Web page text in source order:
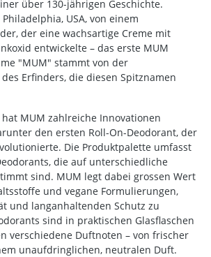
über 130-jährigen Geschichte.
USA, von einem
der eine wachsartige Creme mit
entwickelte – das erste MUM
"MUM" stammt von der
Erfinders, die diesen Spitznamen
hat MUM zahlreiche Innovationen
den ersten Roll-On-Deodorant, der
Die Produktpalette umfasst
die auf unterschiedliche
sind. MUM legt dabei grossen Wert
und vegane Formulierungen,
und langanhaltenden Schutz zu
sind in praktischen Glasflaschen
verschiedene Duftnoten – von frischer
unaufdringlichen, neutralen Duft.